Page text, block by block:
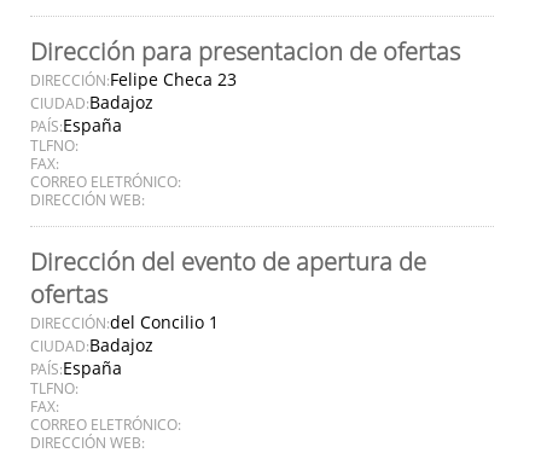
Dirección para presentacion de ofertas
DIRECCIÓN:Felipe Checa 23
CIUDAD:Badajoz
PAÍS:España
TLFNO:
FAX:
CORREO ELETRÓNICO:
DIRECCIÓN WEB:
Dirección del evento de apertura de
ofertas
DIRECCIÓN:del Concilio 1
CIUDAD:Badajoz
PAÍS:España
TLFNO:
FAX:
CORREO ELETRÓNICO:
DIRECCIÓN WEB: